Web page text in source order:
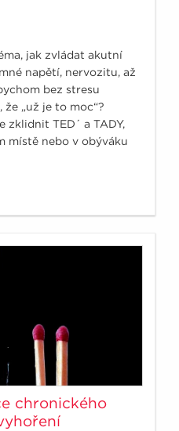
jak zvládat akutní
napětí, nervozitu, až
bez stresu
„už je to moc“?
zklidnit TED´ a TADY,
místě nebo v obýváku
chronického